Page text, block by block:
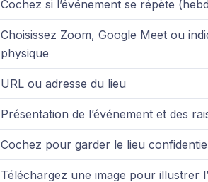
Cochez si l’événement se répète
Choisissez Zoom, Google Meet ou
physique
URL ou adresse du lieu
Présentation de l’événement et des
Cochez pour garder le lieu
Téléchargez une image pour illustrer